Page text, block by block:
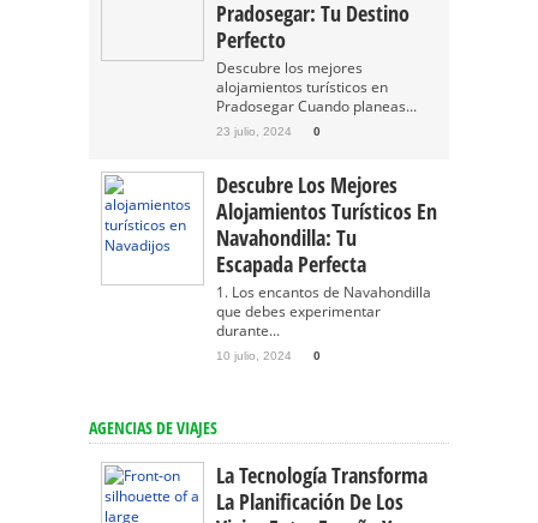
Pradosegar: Tu Destino
Perfecto
Descubre los mejores
alojamientos turísticos en
Pradosegar Cuando planeas...
23 julio, 2024 0
Descubre Los Mejores
Alojamientos Turísticos En
Navahondilla: Tu
Escapada Perfecta
1. Los encantos de Navahondilla
que debes experimentar
durante...
10 julio, 2024 0
AGENCIAS DE VIAJES
La Tecnología Transforma
La Planificación De Los